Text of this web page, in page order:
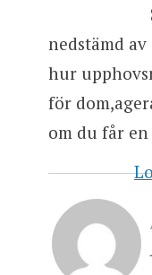
nedstämd
hur
för
om du får